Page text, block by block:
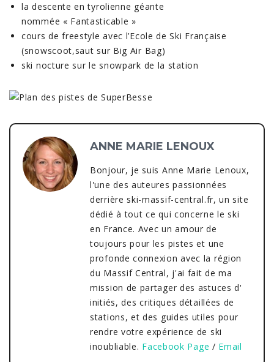
la descente en tyrolienne géante
nommée « Fantasticable »
cours de freestyle avec l’Ecole de Ski Française
(snowscoot,saut sur Big Air Bag)
ski nocture sur le snowpark de la station
ANNE MARIE LENOUX
Bonjour, je suis Anne Marie Lenoux,
l'une des auteures passionnées
derrière ski-massif-central.fr, un site
dédié à tout ce qui concerne le ski
en France. Avec un amour de
toujours pour les pistes et une
profonde connexion avec la région
du Massif Central, j'ai fait de ma
mission de partager des astuces d'
initiés, des critiques détaillées de
stations, et des guides utiles pour
rendre votre expérience de ski
inoubliable. Facebook Page / Email